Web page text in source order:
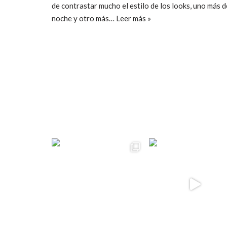
de contrastar mucho el estilo de los looks, uno más
noche y otro más… Leer más »